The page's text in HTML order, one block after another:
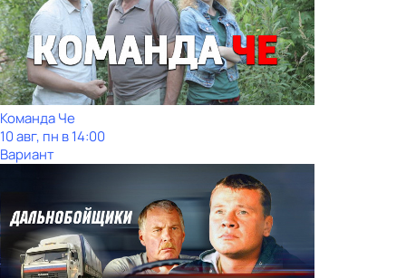
Команда Че
10 авг, пн в 14:00
Вариант